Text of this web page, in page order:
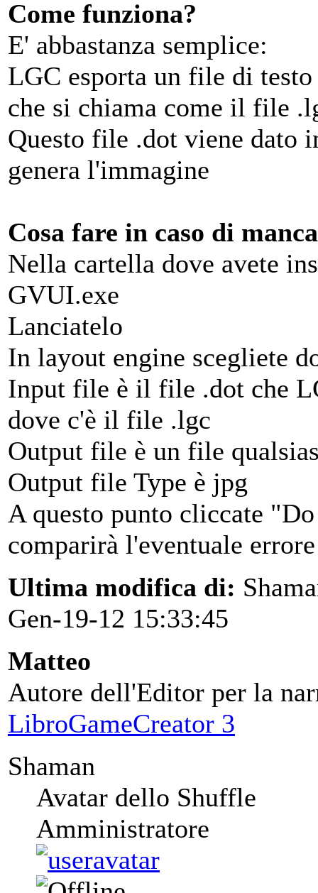
Come funziona?
E' abbastanza semplice:
LGC esporta un file di
che si chiama come il file
Questo file .dot viene dato
genera l'immagine
Cosa fare in caso di
Nella cartella dove avete
GVUI.exe
Lanciatelo
In layout engine scegliete
Input file è il file .dot che
dove c'è il file .lgc
Output file è un file
Output file Type è jpg
A questo punto cliccate
comparirà l'eventuale
Ultima modifica di:
Gen-19-12 15:33:45
Matteo
Autore dell'Editor per la
LibroGameCreator 3
Shaman
Avatar dello Shuffle
Amministratore